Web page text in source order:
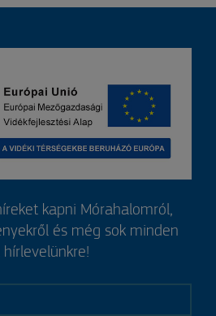
kapni Mórahalomról,
és még sok minden